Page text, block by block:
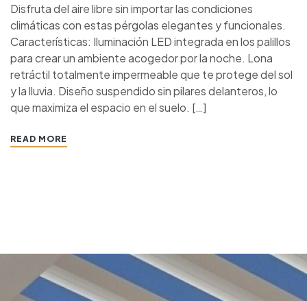
Disfruta del aire libre sin importar las condiciones
climáticas con estas pérgolas elegantes y funcionales.
Características: Iluminación LED integrada en los palillos
para crear un ambiente acogedor por la noche. Lona
retráctil totalmente impermeable que te protege del sol
y la lluvia. Diseño suspendido sin pilares delanteros, lo
que maximiza el espacio en el suelo. […]
READ MORE